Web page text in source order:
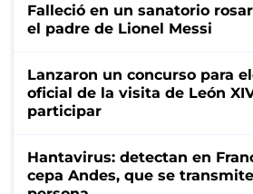
Falleció en un sanatorio
el padre de Lionel Messi
Lanzaron un concurso para
oficial de la visita de León
participar
Hantavirus: detectan en
cepa Andes, que se